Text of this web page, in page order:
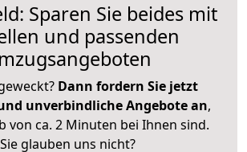
Sparen Sie beides mit
und passenden
Dann fordern Sie jetzt
unverbindliche Angebote an,
von ca. 2 Minuten bei Ihnen sind.
Sie glauben uns nicht?